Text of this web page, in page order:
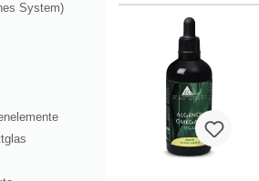
System)